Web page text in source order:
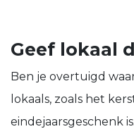
Geef lokaal
Ben je overtuigd
lokaals, zoals het
eindejaarsgeschenk